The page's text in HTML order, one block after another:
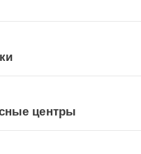
центры